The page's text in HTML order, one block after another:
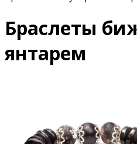
Браслеты
янтарем